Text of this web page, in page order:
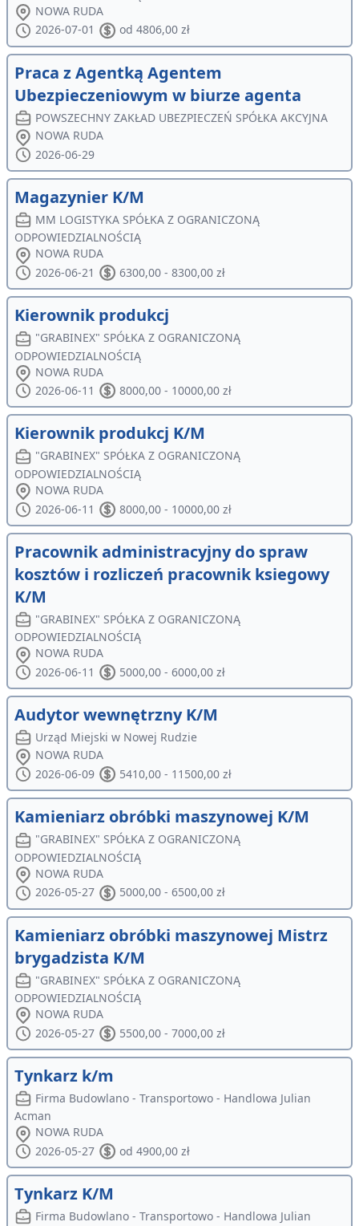
NOWA RUDA
2026-07-01
od 4806,00 zł
Praca z Agentką Agentem
Ubezpieczeniowym w biurze agenta
POWSZECHNY ZAKŁAD UBEZPIECZEŃ SPÓŁKA AKCYJNA
NOWA RUDA
2026-06-29
Magazynier K/M
MM LOGISTYKA SPÓŁKA Z OGRANICZONĄ
ODPOWIEDZIALNOŚCIĄ
NOWA RUDA
2026-06-21
6300,00 - 8300,00 zł
Kierownik produkcj
"GRABINEX" SPÓŁKA Z OGRANICZONĄ
ODPOWIEDZIALNOŚCIĄ
NOWA RUDA
2026-06-11
8000,00 - 10000,00 zł
Kierownik produkcj K/M
"GRABINEX" SPÓŁKA Z OGRANICZONĄ
ODPOWIEDZIALNOŚCIĄ
NOWA RUDA
2026-06-11
8000,00 - 10000,00 zł
Pracownik administracyjny do spraw
kosztów i rozliczeń pracownik ksiegowy
K/M
"GRABINEX" SPÓŁKA Z OGRANICZONĄ
ODPOWIEDZIALNOŚCIĄ
NOWA RUDA
2026-06-11
5000,00 - 6000,00 zł
Audytor wewnętrzny K/M
Urząd Miejski w Nowej Rudzie
NOWA RUDA
2026-06-09
5410,00 - 11500,00 zł
Kamieniarz obróbki maszynowej K/M
"GRABINEX" SPÓŁKA Z OGRANICZONĄ
ODPOWIEDZIALNOŚCIĄ
NOWA RUDA
2026-05-27
5000,00 - 6500,00 zł
Kamieniarz obróbki maszynowej Mistrz
brygadzista K/M
"GRABINEX" SPÓŁKA Z OGRANICZONĄ
ODPOWIEDZIALNOŚCIĄ
NOWA RUDA
2026-05-27
5500,00 - 7000,00 zł
Tynkarz k/m
Firma Budowlano - Transportowo - Handlowa Julian
Acman
NOWA RUDA
2026-05-27
od 4900,00 zł
Tynkarz K/M
Firma Budowlano - Transportowo - Handlowa Julian